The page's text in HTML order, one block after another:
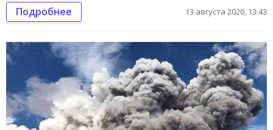
Подробнее 13 августа 2020, 13:43